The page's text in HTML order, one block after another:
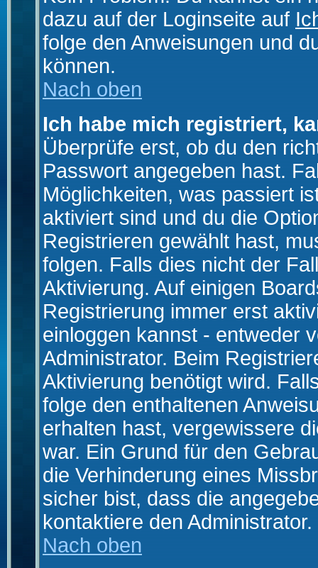
dazu auf der Loginseite auf
folge den Anweisungen und
können.
Nach oben
Ich habe mich registriert,
Überprüfe erst, ob du den
Passwort angegeben hast.
Möglichkeiten, was passiert
aktiviert sind und du die
Registrieren gewählt hast,
folgen. Falls dies nicht der
Aktivierung. Auf einigen
Registrierung immer erst
einloggen kannst - entweder
Administrator. Beim
Aktivierung benötigt wird.
folge den enthaltenen
erhalten hast, vergewissere
war. Ein Grund für den
die Verhinderung eines
sicher bist, dass die
kontaktiere den Administrator.
Nach oben